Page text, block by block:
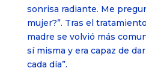
sonrisa radiante. Me
mujer?”. Tras el
madre se volvió más
sí misma y era capaz de
cada día”.